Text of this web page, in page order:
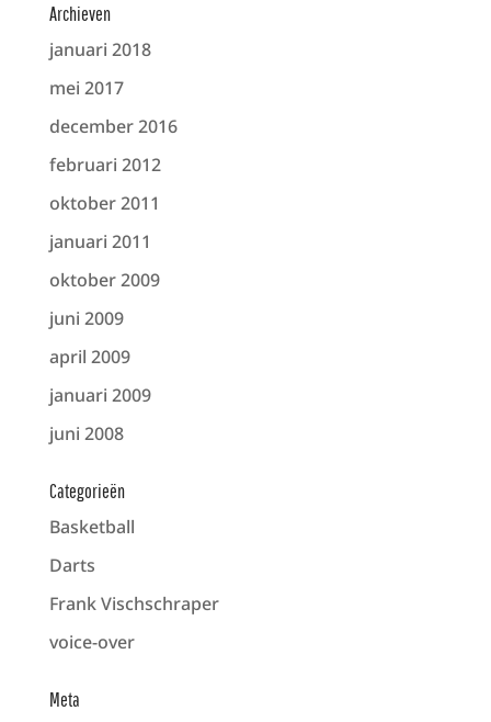
Archieven
januari 2018
mei 2017
december 2016
februari 2012
oktober 2011
januari 2011
oktober 2009
juni 2009
april 2009
januari 2009
juni 2008
Categorieën
Basketball
Darts
Frank Vischschraper
voice-over
Meta